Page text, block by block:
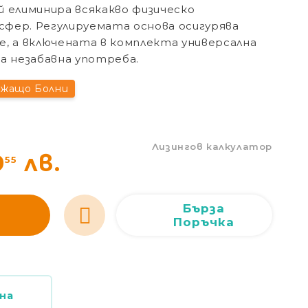
Сливен ул. Добри Чинтулов 3
Добрич
Сливен 0877 673606
Добрич
всякакво физическо
Регулируемата основа осигурява
а включената в комплекта универсална
незабавна употреба.
Болни
55 лв.
Лизингов калкулатор
Бърза
Поръчка